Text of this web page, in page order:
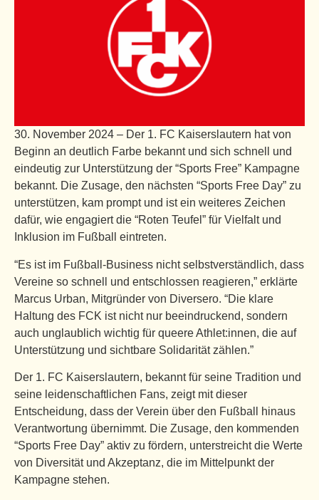
30. November 2024 – Der 1. FC Kaiserslautern hat von
Beginn an deutlich Farbe bekannt und sich schnell und
eindeutig zur Unterstützung der “Sports Free” Kampagne
bekannt. Die Zusage, den nächsten “Sports Free Day” zu
unterstützen, kam prompt und ist ein weiteres Zeichen
dafür, wie engagiert die “Roten Teufel” für Vielfalt und
Inklusion im Fußball eintreten.
“Es ist im Fußball-Business nicht selbstverständlich, dass
Vereine so schnell und entschlossen reagieren,” erklärte
Marcus Urban, Mitgründer von Diversero. “Die klare
Haltung des FCK ist nicht nur beeindruckend, sondern
auch unglaublich wichtig für queere Athlet:innen, die auf
Unterstützung und sichtbare Solidarität zählen.”
Der 1. FC Kaiserslautern, bekannt für seine Tradition und
seine leidenschaftlichen Fans, zeigt mit dieser
Entscheidung, dass der Verein über den Fußball hinaus
Verantwortung übernimmt. Die Zusage, den kommenden
“Sports Free Day” aktiv zu fördern, unterstreicht die Werte
von Diversität und Akzeptanz, die im Mittelpunkt der
Kampagne stehen.